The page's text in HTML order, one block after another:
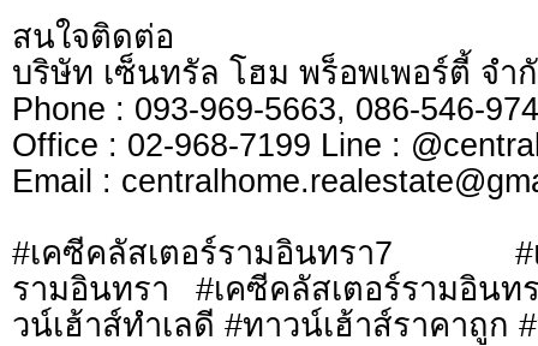
สนใจติดต่อ
บริษัท เซ็นทรัล โฮม พร็อพเพอร์ตี้
Phone : 093-969-5663, 086-546-
Office : 02-968-7199 Line :
​​​​​​​Email :
#เคซีคลัสเตอร์รามอินทรา7 #เ
รามอินทรา #เคซีคลัสเตอร์รามอิน
วน์เฮ้าส์ทำเลดี #ทาวน์เฮ้าส์ราคาถูก